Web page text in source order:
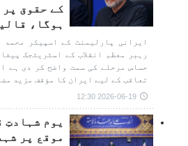
کے حقوق
ہوگا،
ایرانی پارلیمنٹ کے اسپیکر
رہبر معظم انقلاب کے اسٹریٹجک
حساس مرحلے کی سمت واضح کر دی ہے
تعاقب کے لیے ایران کا مؤقف مزید
2026-06-19 12:30
یوم شہادتِ
موقع پر